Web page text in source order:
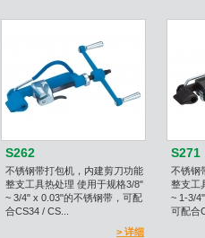
S262
不锈钢带打包机，内建剪刀功能
整支工具热处理 使用于规格3/8"
~ 3/4" x 0.03"的不锈钢带，可配
合CS34 / CS...
> 详细
S271
不锈钢
整支工
~ 1-3/
可配合